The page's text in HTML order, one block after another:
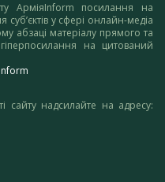
АрміяInform посилання на
суб’єктів у сфері онлайн-медіа
абзаці матеріалу прямого та
на цитований
сайту надсилайте на адресу: